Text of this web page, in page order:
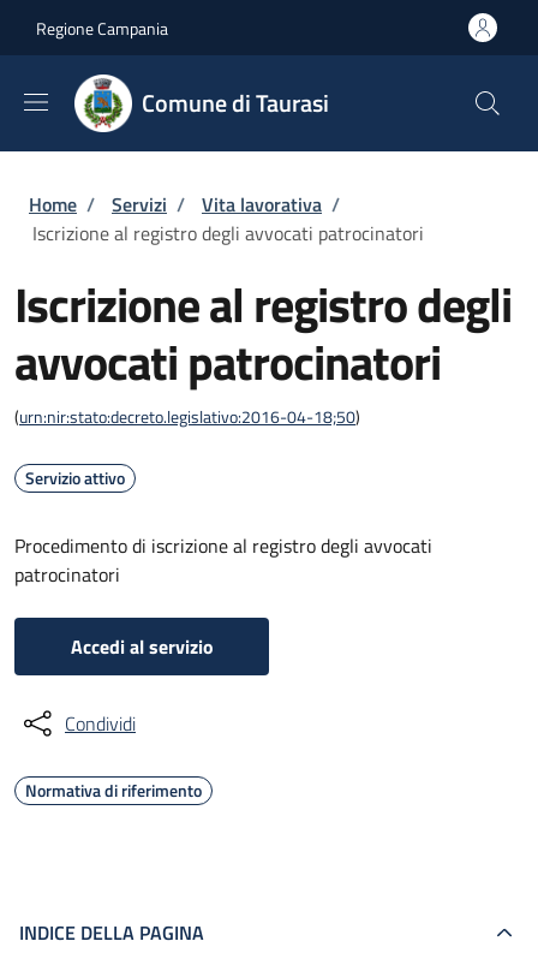
Regione Campania
Comune di Taurasi
Briciole di pane
Home / Servizi / Vita lavorativa /
Iscrizione al registro degli avvocati patrocinatori
Iscrizione al registro degli
avvocati patrocinatori
(urn:nir:stato:decreto.legislativo:2016-04-18;50)
Servizio attivo
Procedimento di iscrizione al registro degli avvocati
patrocinatori
Accedi al servizio
Condividi
Normativa di riferimento
INDICE DELLA PAGINA